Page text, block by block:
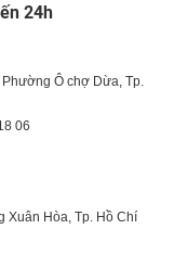
24h
Ô chợ Dừa, Tp.
06
Xuân Hòa, Tp. Hồ Chí